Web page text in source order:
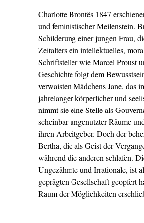
Charlotte Brontës 1847
und feministischer Meilenstein.
Schilderung einer jungen Frau,
Zeitalters ein intellektuelles,
Schriftsteller wie Marcel Proust
Geschichte folgt dem
verwaisten Mädchens Jane, das
jahrelanger körperlicher und
nimmt sie eine Stelle als
scheinbar ungenutzter Räume
ihren Arbeitgeber. Doch der
Bertha, die als Geist der
während die anderen schlafen.
Ungezähmte und Irrationale, ist
geprägten Gesellschaft geopfert
Raum der Möglichkeiten